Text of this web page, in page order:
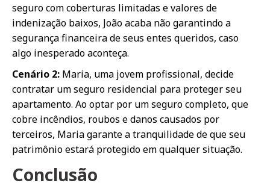
seguro com coberturas limitadas e valores de
indenização baixos, João acaba não garantindo a
segurança financeira de seus entes queridos, caso
algo inesperado aconteça.
Cenário 2: Maria, uma jovem profissional, decide
contratar um seguro residencial para proteger seu
apartamento. Ao optar por um seguro completo, que
cobre incêndios, roubos e danos causados por
terceiros, Maria garante a tranquilidade de que seu
patrimônio estará protegido em qualquer situação.
Conclusão